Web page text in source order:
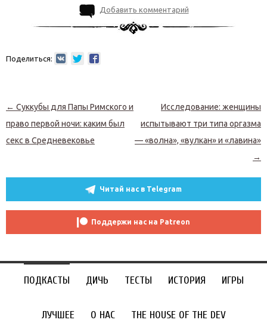
Добавить комментарий
Поделиться:
Навигация по записям
← Суккубы для Папы Римского и
право первой ночи: каким был
секс в Средневековье
Исследование: женщины
испытывают три типа оргазма
— «волна», «вулкан» и «лавина»
→
Читай нас в Telegram
Поддержи нас на Patreon
ПОДКАСТЫ ДИЧЬ ТЕСТЫ ИСТОРИЯ ИГРЫ
ЛУЧШЕЕ О НАС THE HOUSE OF THE DEV